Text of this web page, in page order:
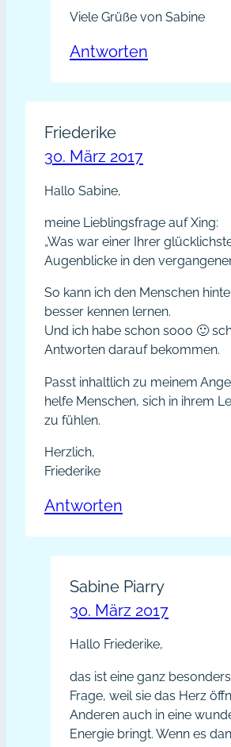
Viele Grüße von Sabine
Antworten
Friederike
30. März 2017
Hallo Sabine,
meine Lieblingsfrage auf Xing:
„Was war einer Ihrer
Augenblicke in den
So kann ich den Menschen
besser kennen lernen.
Und ich habe schon sooo 🙂
Antworten darauf bekommen.
Passt inhaltlich zu meinem
helfe Menschen, sich in ihrem
zu fühlen.
Herzlich,
Friederike
Antworten
Sabine Piarry
30. März 2017
Hallo Friederike,
das ist eine ganz
Frage, weil sie das Herz
Anderen auch in eine
Energie bringt. Wenn es